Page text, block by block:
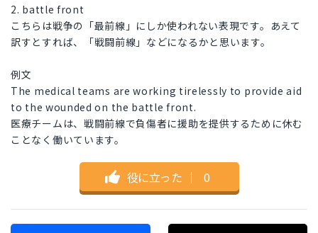
2. battle front
こちらは戦争の「最前線」にしか使われない表現です。あえて
訳すとすれば、「戦闘前線」などになるかと思います。
例文
The medical teams are working tirelessly to provide aid
to the wounded on the battle front.
医療チームは、戦闘前線で負傷者に援助を提供するために休む
ことなく働いています。
役に立った ｜ 0